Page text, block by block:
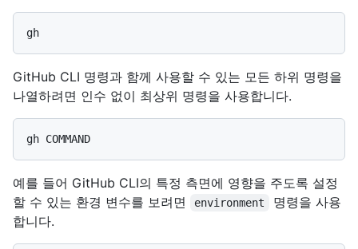
GitHub CLI 명령과 함께 사용할 수 있는 모든 하위 명령을
나열하려면 인수 없이 최상위 명령을 사용합니다.
예를 들어 GitHub CLI의 특정 측면에 영향을 주도록 설정
할 수 있는 환경 변수를 보려면
environment
명령을 사용
합니다.